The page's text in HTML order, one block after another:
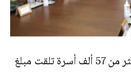
دعم ضحايا الزلزال: أكثر من 57 ألف أسرة تلقت مبلغ